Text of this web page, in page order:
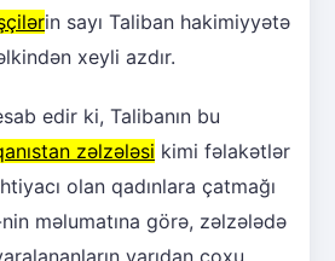
in sayı Taliban hakimiyyətə
xeyli azdır.
edir ki, Talibanın bu
zəlzələsi kimi fəlakətlər
olan qadınlara çatmağı
məlumatına görə, zəlzələdə
yarıdan çoxu